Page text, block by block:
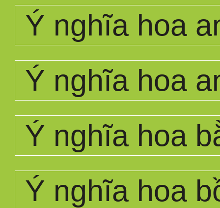
Ý nghĩa hoa
Ý nghĩa hoa
Ý nghĩa hoa
Ý nghĩa hoa